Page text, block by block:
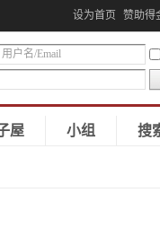
设为首页 赞助得
屋 小组 搜